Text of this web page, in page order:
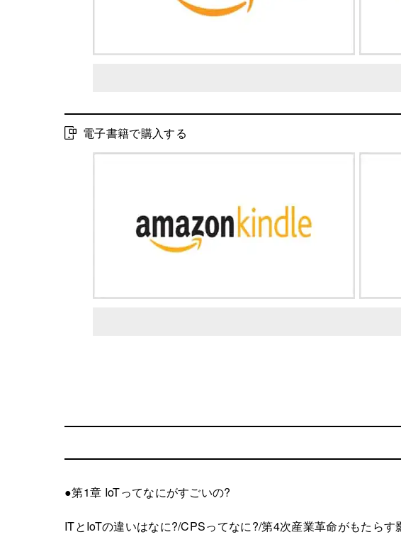
電子書籍で購入する
●第1章 IoTってなにがすごいの?
ITとIoTの違いはなに?/CPSってなに?/第4次産業革命がもたらす